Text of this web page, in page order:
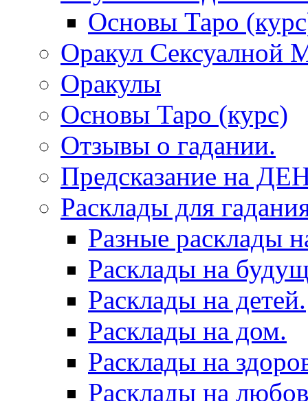
Основы Таро
Оракул Сексуалной
Оракулы
Основы Таро (курс)
Отзывы о гадании.
Предсказание на
Расклады для
Разные расклады
Расклады на
Расклады на детей.
Расклады на дом.
Расклады на
Расклады на